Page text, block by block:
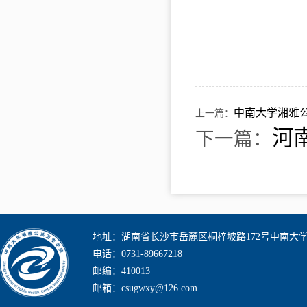
上一篇： 中南大学湘雅
下一篇： 河
地址：湖南省长沙市岳麓区桐梓坡路172号中南大
电话：0731-89667218
邮编：410013
邮箱：csugwxy@126.com